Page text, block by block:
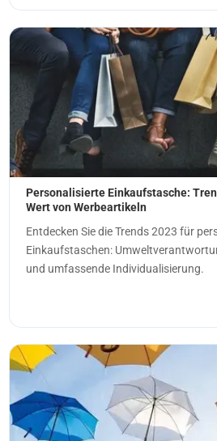
Personalisierte Einkaufstasche:
Wert von Werbeartikeln
Entdecken Sie die Trends 2023 für
Einkaufstaschen:
und umfassende Individualisierung.